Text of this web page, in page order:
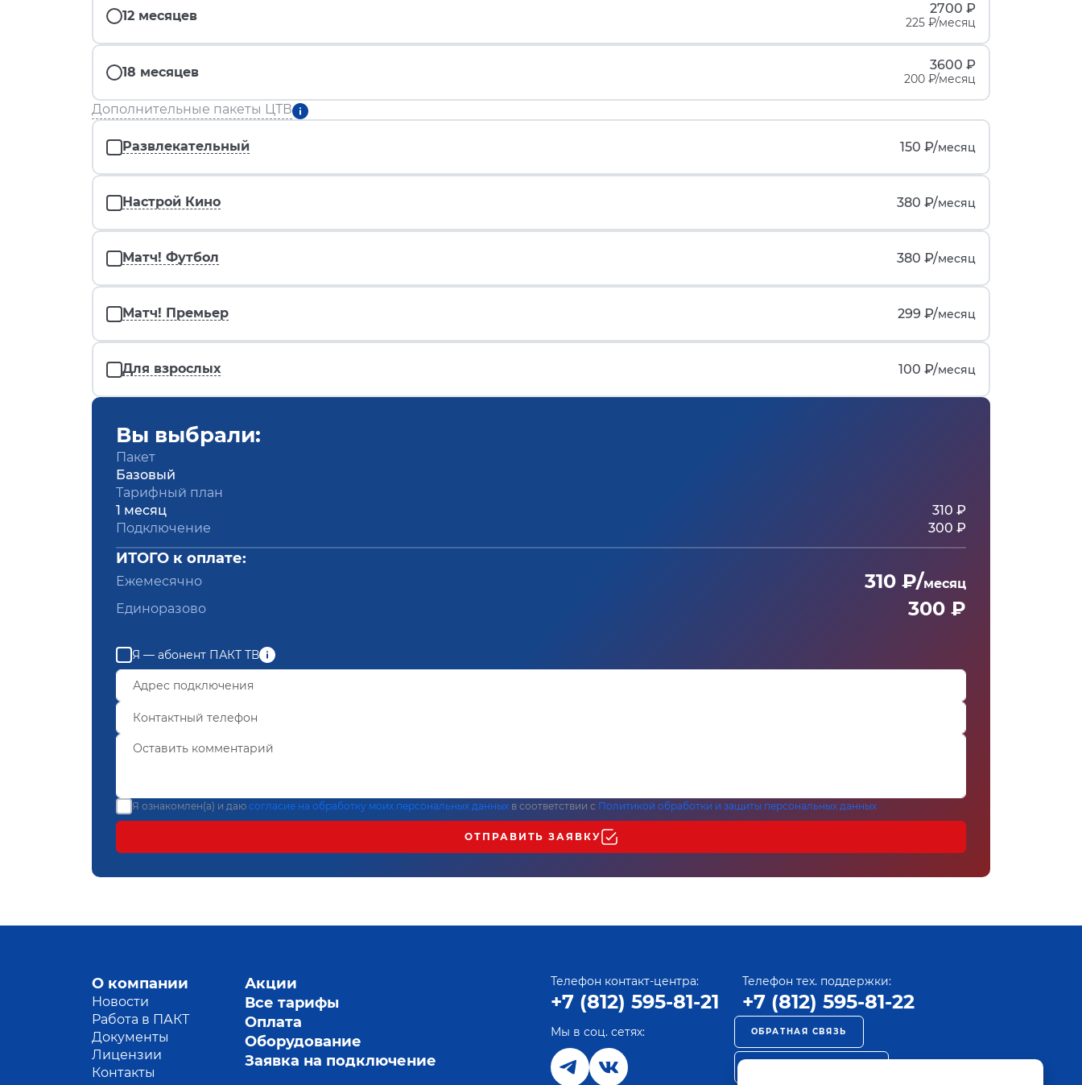
12 месяцев 2700 ₽
225 ₽/месяц
18 месяцев 3600 ₽
200 ₽/месяц
Дополнительные пакеты ЦТВ
Развлекательный 150 ₽/месяц
Настрой Кино 380 ₽/месяц
Матч! Футбол 380 ₽/месяц
Матч! Премьер 299 ₽/месяц
Для взрослых 100 ₽/месяц
Вы выбрали:
Пакет
Базовый
Тарифный план
1 месяц
310 ₽
Подключение
300 ₽
ИТОГО к оплате:
Ежемесячно 310 ₽/месяц
Единоразово
300 ₽
Я — абонент ПАКТ ТВ
Я ознакомлен(а) и даю согласие на обработку моих персональных данных в соответствии с Политикой обработки и защиты персональных данных
ОТПРАВИТЬ ЗАЯВКУ
О компании
Новости
Работа в ПАКТ
Документы
Лицензии
Контакты
Акции
Все тарифы
Оплата
Оборудование
Заявка на подключение
Телефон контакт-центра:
+7 (812) 595-81-21
Телефон тех. поддержки:
+7 (812) 595-81-22
Мы в соц. сетях: ОБРАТНАЯ СВЯЗЬ